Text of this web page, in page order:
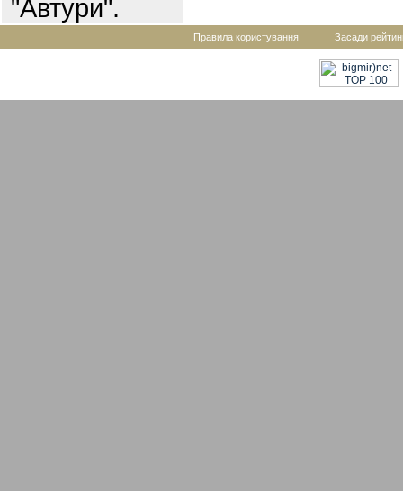
"Автури".
Правила користування Засади